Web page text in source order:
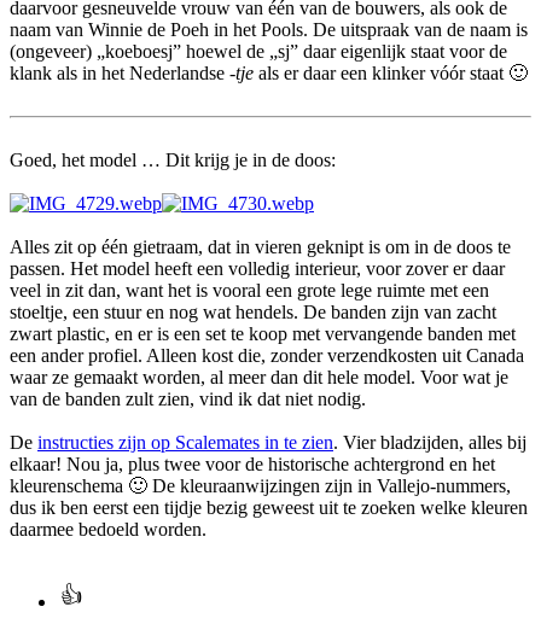
daarvoor gesneuvelde vrouw van één van de bouwers, als ook de
naam van Winnie de Poeh in het Pools. De uitspraak van de naam is
(ongeveer) „koeboesj” hoewel de „sj” daar eigenlijk staat voor de
klank als in het Nederlandse -tje als er daar een klinker vóór staat 🙂
Goed, het model … Dit krijg je in de doos:
Alles zit op één gietraam, dat in vieren geknipt is om in de doos te
passen. Het model heeft een volledig interieur, voor zover er daar
veel in zit dan, want het is vooral een grote lege ruimte met een
stoeltje, een stuur en nog wat hendels. De banden zijn van zacht
zwart plastic, en er is een set te koop met vervangende banden met
een ander profiel. Alleen kost die, zonder verzendkosten uit Canada
waar ze gemaakt worden, al meer dan dit hele model. Voor wat je
van de banden zult zien, vind ik dat niet nodig.
De instructies zijn op Scalemates in te zien. Vier bladzijden, alles bij
elkaar! Nou ja, plus twee voor de historische achtergrond en het
kleurenschema 🙂 De kleuraanwijzingen zijn in Vallejo-nummers,
dus ik ben eerst een tijdje bezig geweest uit te zoeken welke kleuren
daarmee bedoeld worden.